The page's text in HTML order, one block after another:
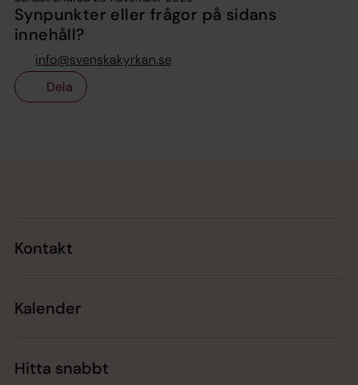
Synpunkter eller frågor på sidans
innehåll?
info@svenskakyrkan.se
Dela
Kontakt
Kalender
Hitta snabbt